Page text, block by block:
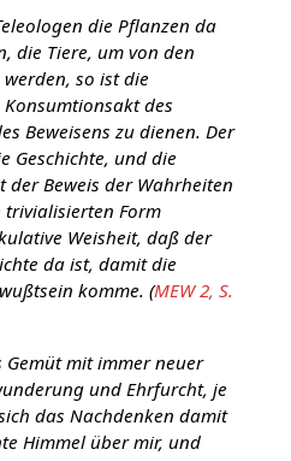
die Pflanzen da
die Tiere, um von den
so ist die
des
Beweisens zu dienen. Der
Geschichte, und die
der Beweis der Wahrheiten
Form
Weisheit, daß der
da ist, damit die
komme. (MEW 2, S.
mit immer neuer
und Ehrfurcht, je
das Nachdenken damit
Himmel über mir, und